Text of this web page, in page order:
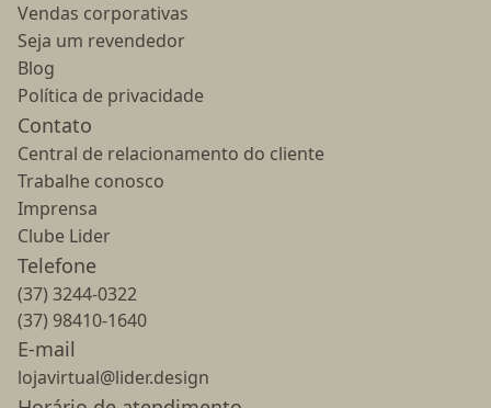
Vendas corporativas
Seja um revendedor
Blog
Política de privacidade
Contato
Central de relacionamento do cliente
Trabalhe conosco
Imprensa
Clube Lider
Telefone
(37) 3244-0322
(37) 98410-1640
E-mail
lojavirtual@lider.design